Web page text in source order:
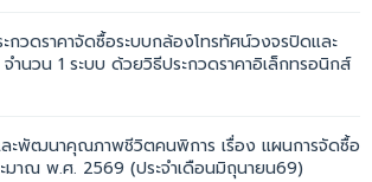
ะกวดราคาจัดซื้อระบบกล้องโทรทัศน์วงจรปิดและ
วน 1 ระบบ ด้วยวิธีประกวดราคาอิเล็กทรอนิกส์
ละพัฒนาคุณภาพชีวิตคนพิการ เรื่อง แผนการจัดซื้อ
มาณ พ.ศ. 2569 (ประจำเดือนมิถุนายน69)